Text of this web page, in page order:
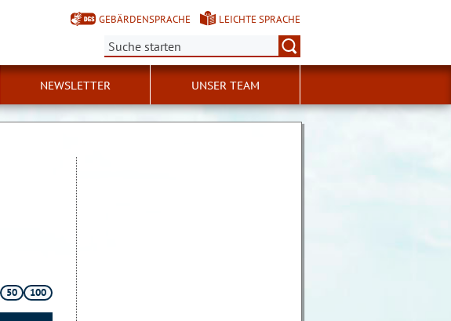
GEBÄRDENSPRACHE
LEICHTE SPRACHE
Suche:
NEWSLETTER UNSER TEAM
50 100